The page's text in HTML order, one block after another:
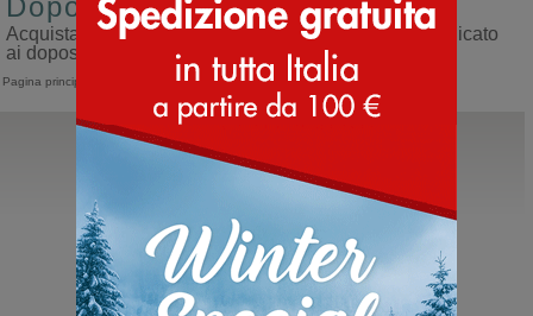
Doposci di lusso da uomo
Acquista doposci di lusso da uomo sul nostro sito dedicato
ai doposci
Pagina principale Doposci >Doposci di lusso
Groste
Doposci in pelle